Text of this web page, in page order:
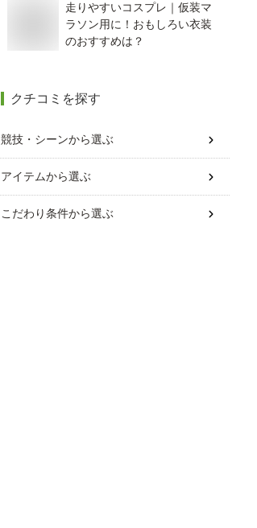
走りやすいコスプレ｜仮装マ
ラソン用に！おもしろい衣装
のおすすめは？
クチコミを探す
競技・シーンから選ぶ
アイテムから選ぶ
こだわり条件から選ぶ